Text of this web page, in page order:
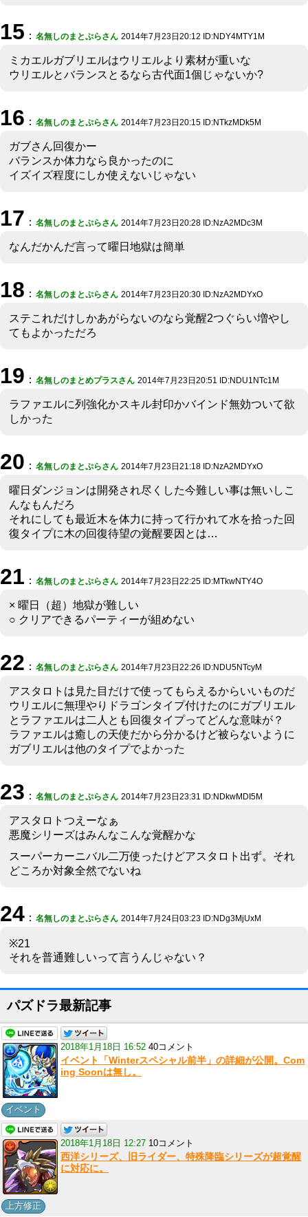
15 ： 名無しのまとぷらさん 2014年7月23日20:12 ID:NDY4MTY1M
ミカエルガブリエルはウリエルより素材が重いな
ウリエルとバランスとるなら古代面1個じゃないか?
16 ： 名無しのまとぷらさん 2014年7月23日20:15 ID:NTkzMDk5M
ガブさん回復かー
バランスか体力なら良かったのに
イズイズ程度にしか使えないじゃない
17 ： 名無しのまとぷらさん 2014年7月23日20:28 ID:NzA2MDc3M
なんだかんだ言って曜日地獄は簡単
18 ： 名無しのまとぷらさん 2014年7月23日20:30 ID:NzA2MDYxO
ステこれだけしかあがらないのなら覚醒2つぐらい増やし
てもよかっただろ
19 ： 名無しのまとめプラスさん 2014年7月23日20:51 ID:NDU1NTc1M
ラファエルに列強化かスキル封印かバインド無効ついて欲
しかった
20 ： 名無しのまとぷらさん 2014年7月23日21:18 ID:NzA2MDYxO
曜日ダンジョンは開発され尽くした今難しい事は無いしこ
んなもんだろ
それにしても最近木を体力に持って行かれて水を拾った回
復タイプに木の回復待望の覚醒要因とは…
21 ： 名無しのまとぷらさん 2014年7月23日22:25 ID:MTkwNTY4O
× 曜日（超）地獄が難しい
○ クリアできるパーティーが組めない
22 ： 名無しのまとぷらさん 2014年7月23日22:26 ID:NDU5NTcyM
アスタロトは見た目だけで使ってもらえるからいいものだ
ウリエルに無理やりドラゴンタイプ付けたのにガブリエル
とラファエルは二人とも回復タイプってどんな意味が？
ラファエルは癒しの天使だから分かるけど被らないように
ガブリエルは他のタイプでよかった
23 ： 名無しのまとぷらさん 2014年7月23日23:31 ID:NDkwMDI5M
アスタロトつえーなぁ
悪魔シリーズはみんなこんな覚醒かな
スーパーカーニバル二万使ったけどアスタロト出ず。それ
どころか対象全然でないね
24 ： 名無しのまとぷらさん 2014年7月24日03:23 ID:NDg3MjUxM
※21
それを普通難しいって言うんじゃない？
パズドラ最新記事
2018年1月18日 16:52 40コメント
イベント「Winterスペシャル前半」の詳細が公開。Com
ing Soonは無し。
イベント
2018年1月18日 12:27 10コメント
西洋シリーズ、旧ライダー、特殊降臨シリーズが超覚醒
に対応に。
上方修正